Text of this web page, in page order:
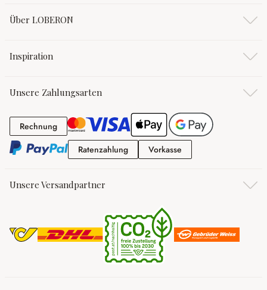
Über LOBERON
Inspiration
Unsere Zahlungsarten
RechnungRechnung
RatenzahlungRatenzahlung
Vorkasse
Unsere Versandpartner